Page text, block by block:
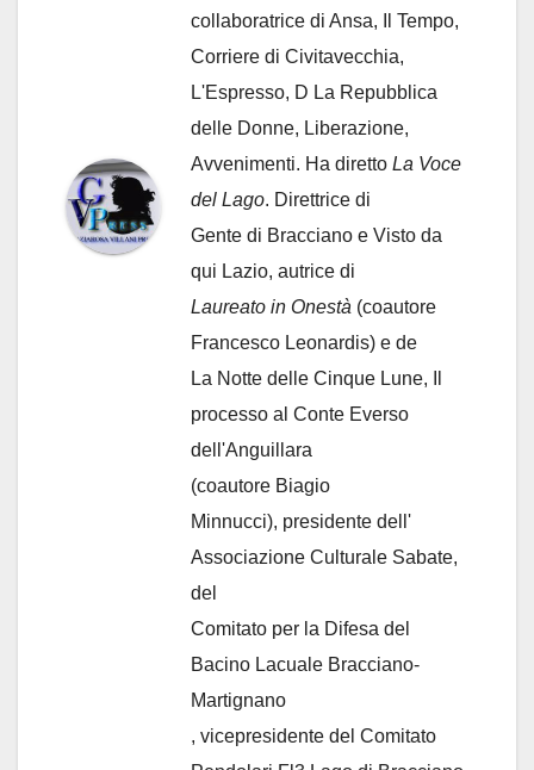
collaboratrice di Ansa, Il Tempo,
Corriere di Civitavecchia,
L'Espresso, D La Repubblica
delle Donne, Liberazione,
Avvenimenti. Ha diretto La Voce
del Lago. Direttrice di
Gente di Bracciano e Visto da
qui Lazio, autrice di
Laureato in Onestà (coautore
Francesco Leonardis) e de
La Notte delle Cinque Lune, Il
processo al Conte Everso
dell'Anguillara
(coautore Biagio
Minnucci), presidente dell'
Associazione Culturale Sabate,
del
Comitato per la Difesa del
Bacino Lacuale Bracciano-
Martignano
, vicepresidente del Comitato